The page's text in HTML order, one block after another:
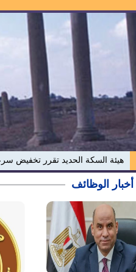
هيئة السكة الحديد تقرر تخفيض